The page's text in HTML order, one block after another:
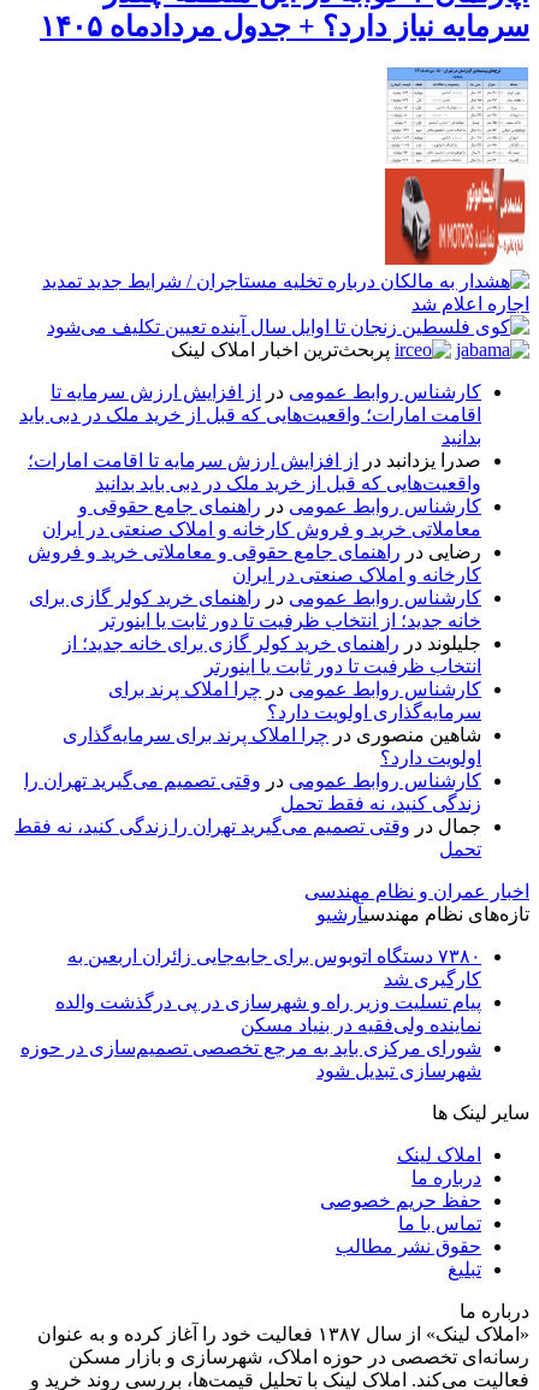
سرمایه نیاز دارد؟ + جدول مردادماه ۱۴۰۵
پربحث‌ترین اخبار املاک لینک
کارشناس روابط عمومی در
از افزایش ارزش سرمایه تا
اقامت امارات؛ واقعیت‌هایی که قبل از خرید ملک در دبی باید
بدانید
صدرا یزدانبد در
از افزایش ارزش سرمایه تا اقامت امارات؛
واقعیت‌هایی که قبل از خرید ملک در دبی باید بدانید
کارشناس روابط عمومی در راهنمای جامع حقوقی و
معاملاتی خرید و فروش کارخانه و املاک صنعتی در ایران
رضایی در راهنمای جامع حقوقی و معاملاتی خرید و فروش
کارخانه و املاک صنعتی در ایران
کارشناس روابط عمومی در راهنمای خرید کولر گازی برای
خانه جدید؛ از انتخاب ظرفیت تا دور ثابت یا اینورتر
جلیلوند در راهنمای خرید کولر گازی برای خانه جدید؛ از
انتخاب ظرفیت تا دور ثابت یا اینورتر
کارشناس روابط عمومی در چرا املاک پرند برای
سرمایه‌گذاری اولویت دارد؟
شاهین منصوری در چرا املاک پرند برای سرمایه‌گذاری
اولویت دارد؟
کارشناس روابط عمومی در وقتی تصمیم می‌گیرید تهران را
زندگی کنید، نه فقط تحمل
جمال در وقتی تصمیم می‌گیرید تهران را زندگی کنید، نه فقط
تحمل
اخبار عمران و نظام مهندسی
تازه‌های نظام مهندسیآرشیو
۷۳۸۰ دستگاه اتوبوس برای جابه‌جایی زائران اربعین به‌
کارگیری شد
پیام تسلیت وزیر راه و شهرسازی در پی درگذشت والده
نماینده ولی‌فقیه در بنیاد مسکن
شورای مرکزی باید به مرجع تخصصی تصمیم‌سازی در حوزه
شهرسازی تبدیل شود
سایر لینک ها
املاک لینک
درباره ما
حفظ حریم خصوصی
تماس با ما
حقوق نشر مطالب
تبلیغ
درباره ما
«املاک لینک» از سال ۱۳۸۷ فعالیت خود را آغاز کرده و به عنوان
رسانه‌ای تخصصی در حوزه املاک، شهرسازی و بازار مسکن
فعالیت می‌کند. املاک لینک با تحلیل قیمت‌ها، بررسی روند خرید و